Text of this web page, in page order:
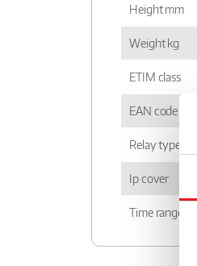
Height mm
Weight kg
ETIM class
EAN code
Relay type
Ip cover
Time ranges